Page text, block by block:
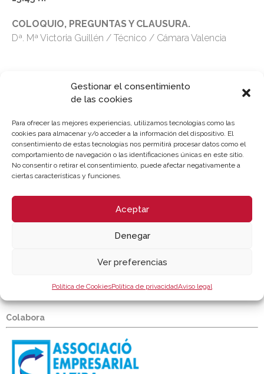
Gestionar el consentimiento
de las cookies
Para ofrecer las mejores experiencias, utilizamos tecnologías como las
cookies para almacenar y/o acceder a la información del dispositivo. El
consentimiento de estas tecnologías nos permitirá procesar datos como el
comportamiento de navegación o las identificaciones únicas en este sitio.
No consentir o retirar el consentimiento, puede afectar negativamente a
ciertas características y funciones.
Aceptar
Denegar
Ver preferencias
Política de CookiesPolítica de privacidadAviso legal
COLOQUIO, PREGUNTAS Y CLAUSURA.
Dª. Mª Victoria Guillén / Técnico / Cámara Valencia
Webinar - Cámara Valencia | Sesión Online
[jornada-duracion2]
Descargar programa
Colabora